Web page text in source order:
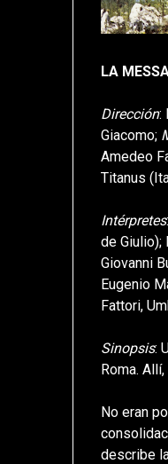
LA
Dirección:
Giacomo;
Amedeo
Titanus
Intérpretes
de Giulio);
Giovanni
Eugenio
Fattori,
Sinopsis:
Roma.
No eran
describe